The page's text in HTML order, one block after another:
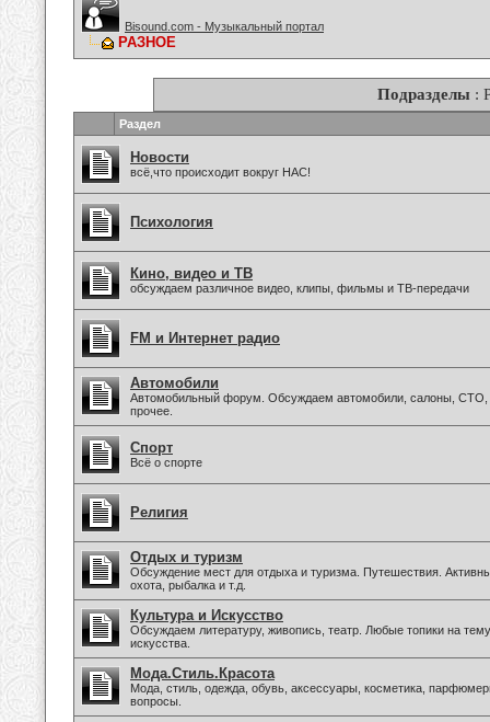
Bisound.com - Музыкальный портал
РАЗНОЕ
Подразделы :
Раздел
Новости
всё,что происходит вокруг НАС!
Психология
Кино, видео и ТВ
обсуждаем различное видео, клипы, фильмы и ТВ-передачи
FM и Интернет радио
Автомобили
Автомобильный форум. Обсуждаем автомобили, салоны, СТО,
прочее.
Спорт
Всё о спорте
Религия
Отдых и туризм
Обсуждение мест для отдыха и туризма. Путешествия.
охота, рыбалка и т.д.
Культура и Искусство
Обсуждаем литературу, живопись, театр. Любые топики на
искусства.
Мода.Стиль.Красота
Мода, стиль, одежда, обувь, аксессуары, косметика,
вопросы.